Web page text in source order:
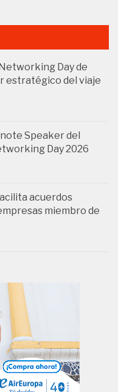
Day de
estratégico del viaje
Speaker del
Day 2026
acuerdos
miembro de